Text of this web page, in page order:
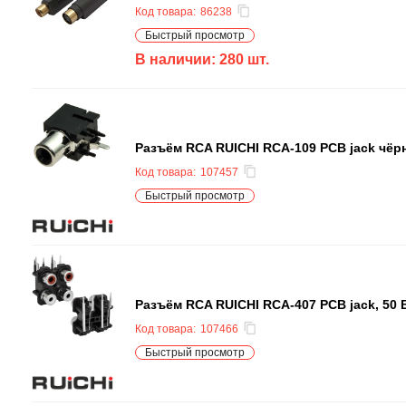
Код товара: 86238
Быстрый просмотр
В наличии: 280 шт.
Разъём RCA RUICHI RCA-109 PCB jack
Код товара: 107457
Быстрый просмотр
Разъём RCA RUICHI RCA-407 PCB jack, 50
Код товара: 107466
Быстрый просмотр